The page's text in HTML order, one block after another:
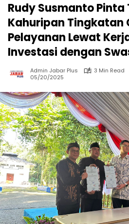
Rudy Susmanto Pinta
Kahuripan Tingkatan
Pelayanan Lewat
Investasi dengan
Admin Jabar Plus
3 Min Read
05/20/2025